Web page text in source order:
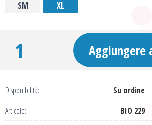
SM XL
Aggiungere
Disponibilità: Su ordine
Articolo:
BIO 229